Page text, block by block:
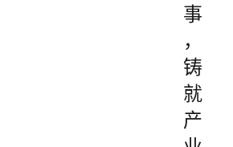
事
，
铸
就
产